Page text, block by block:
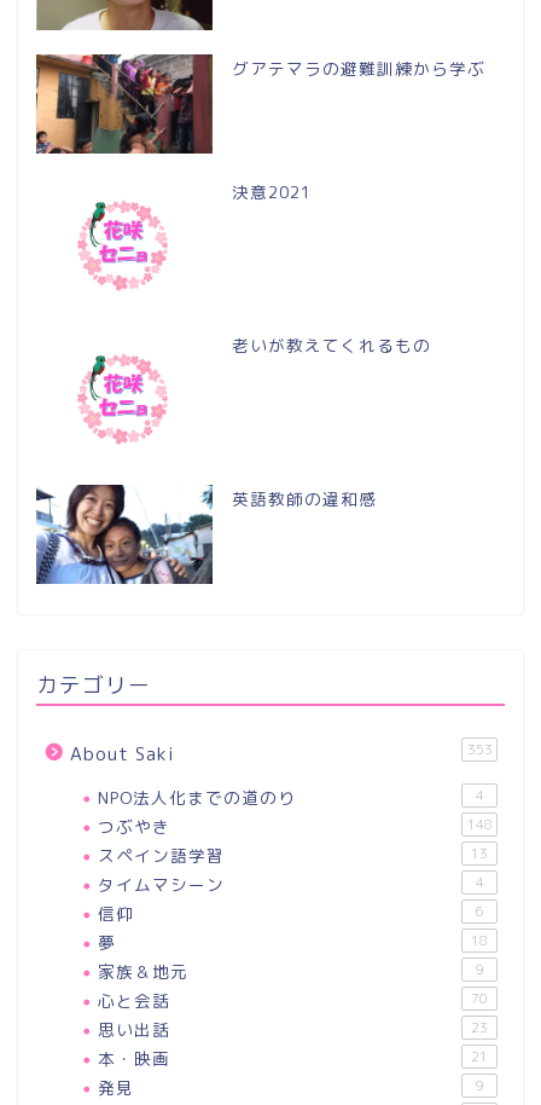
グアテマラの避難訓練から学ぶ
決意2021
老いが教えてくれるもの
英語教師の違和感
カテゴリー
About Saki 353
NPO法人化までの道のり 4
つぶやき 148
スペイン語学習 13
タイムマシーン 4
信仰 6
夢 18
家族＆地元 9
心と会話 70
思い出話 23
本・映画 21
発見 9